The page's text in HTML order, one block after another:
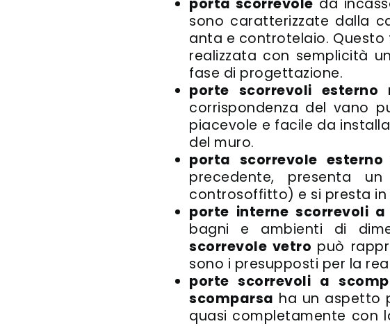
sono caratterizzate dalla
anta e controtelaio. Questo
realizzata con semplicità
fase di progettazione.
porte scorrevoli esterno
corrispondenza del vano
piacevole e facile da
del muro.
porta scorrevole
precedente, presenta
controsoffitto) e si presta
porte interne scorrevoli
bagni e ambienti di
scorrevole vetro può
sono i presupposti per la
porte scorrevoli a
scomparsa ha un aspetto
quasi completamente con